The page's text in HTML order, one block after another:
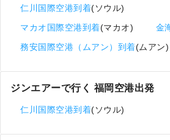
仁川国際空港到着(ソウル)
マカオ国際空港到着(マカオ) 金
務安国際空港（ムアン）到着(ムアン)
ジンエアーで行く 福岡空港出発
仁川国際空港到着(ソウル)